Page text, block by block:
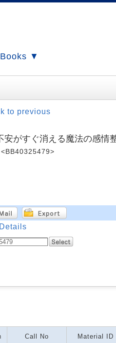
▼
to previous
がすぐ消える魔法の感情
Details
Call No Material ID